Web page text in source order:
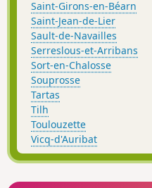
Saint-Girons-en-Béarn
Saint-Jean-de-Lier
Sault-de-Navailles
Serreslous-et-Arribans
Sort-en-Chalosse
Souprosse
Tartas
Tilh
Toulouzette
Vicq-d'Auribat